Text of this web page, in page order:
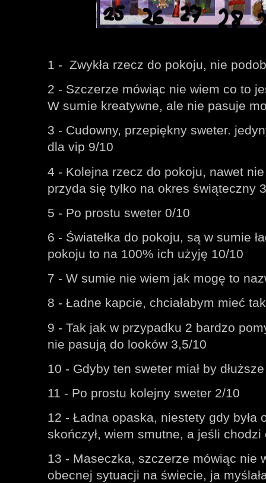
1 - Zwykła rzecz do pokoju, nie
2 - Szczerze mówiąc nie wiem co to
W sumie kreatywne, ale nie pasuje
3 - Cudowny, przepiękny sweter.
dla vip 9/10
4 - Kolejna rzecz do pokoju, nawet
przyda się tylko na okres świąteczny
5 - Po prostu sweter 0/10
6 - Światełka do pokoju, są w sumie
pokoju to na 100% ich użyję 10/10
7 - W sumie nie wiem jak mogę to
8 - Ładne kapcie, chciałabym mieć
9 - Tak jak w przypadku 2 bardzo
nie pasują do looków 3,5/10
10 - Gdyby ten sweter miał by
11 - Po prostu kolejny sweter 2/10
12 - Ładna opaska, niestety gdy była
skończył, wiem smutne, a jeśli
13 - Maseczka, szczerze mówiąc nie
obecnej sytuacji na świecie, ja